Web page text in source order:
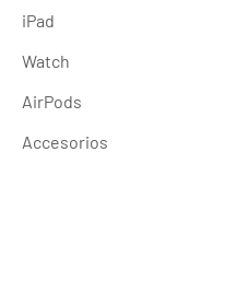
iPad
Watch
AirPods
Accesorios